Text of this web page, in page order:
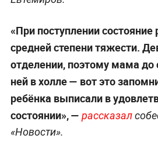
«При поступлении
средней степени тяжести.
отделении, поэтому мама
ней в холле — вот это
ребёнка выписали в
состоянии», — рассказал
«Новости».